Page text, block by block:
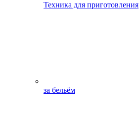
Техника для приготовления
за бельём